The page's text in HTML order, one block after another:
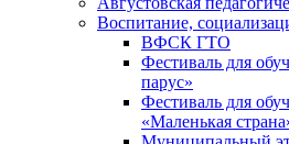
Воспитание,
ВФСК ГТО
Фестиваль для
парус»
Фестиваль для
«Маленькая